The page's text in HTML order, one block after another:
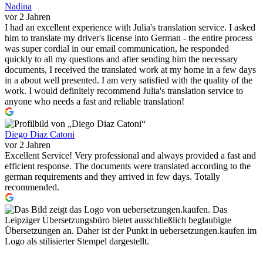
Nadina
vor 2 Jahren
I had an excellent experience with Julia's translation service. I asked
him to translate my driver's license into German - the entire process
was super cordial in our email communication, he responded
quickly to all my questions and after sending him the necessary
documents, I received the translated work at my home in a few days
in a about well presented. I am very satisfied with the quality of the
work. I would definitely recommend Julia's translation service to
anyone who needs a fast and reliable translation!
Diego Diaz Catoni
vor 2 Jahren
Excellent Service! Very professional and always provided a fast and
efficient response. The documents were translated according to the
german requirements and they arrived in few days. Totally
recommended.